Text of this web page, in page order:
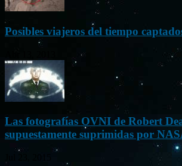
Posibles viajeros del tiempo
Las fotografías OVNI de Robert
supuestamente suprimidas por